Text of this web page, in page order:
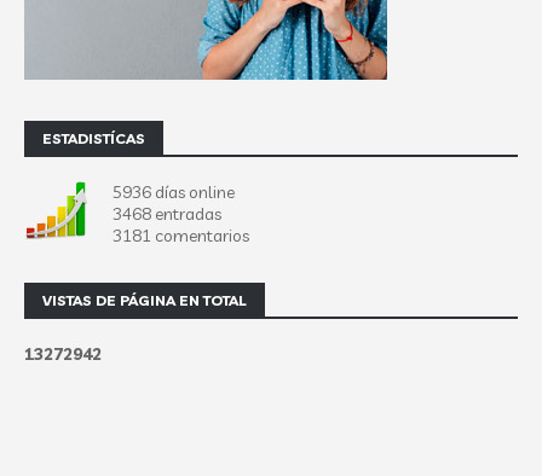
ESTADISTÍCAS
5936 días online
3468 entradas
3181 comentarios
VISTAS DE PÁGINA EN TOTAL
13272942